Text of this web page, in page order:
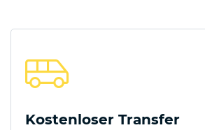
Kostenloser Transfer